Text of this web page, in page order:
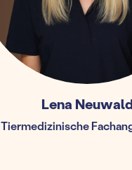
Lena
Tiermedizinische